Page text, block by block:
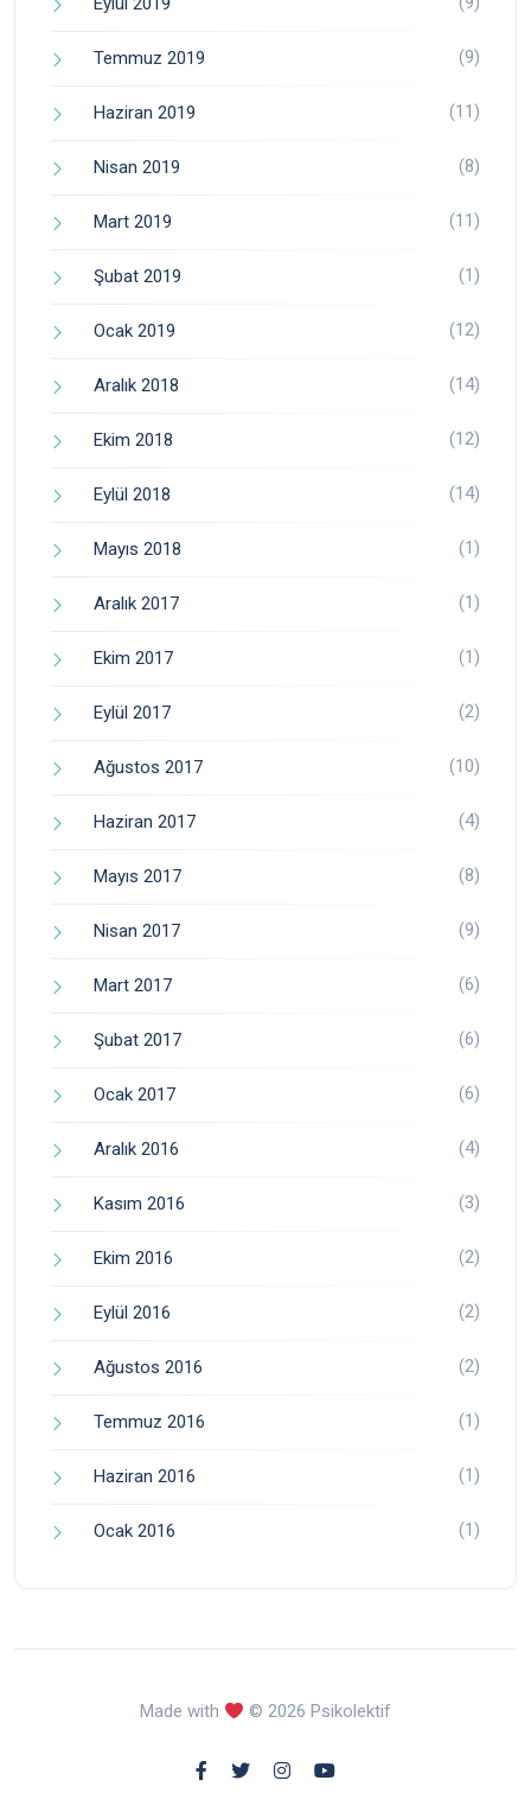
Temmuz 2019 (9)
Haziran 2019 (11)
Nisan 2019 (8)
Mart 2019 (11)
Şubat 2019 (1)
Ocak 2019 (12)
Aralık 2018 (14)
Ekim 2018 (12)
Eylül 2018 (14)
Mayıs 2018 (1)
Aralık 2017 (1)
Ekim 2017 (1)
Eylül 2017 (2)
Ağustos 2017 (10)
Haziran 2017 (4)
Mayıs 2017 (8)
Nisan 2017 (9)
Mart 2017 (6)
Şubat 2017 (6)
Ocak 2017 (6)
Aralık 2016 (4)
Kasım 2016 (3)
Ekim 2016 (2)
Eylül 2016 (2)
Ağustos 2016 (2)
Temmuz 2016 (1)
Haziran 2016 (1)
Ocak 2016 (1)
Made with © 2026 Psikolektif